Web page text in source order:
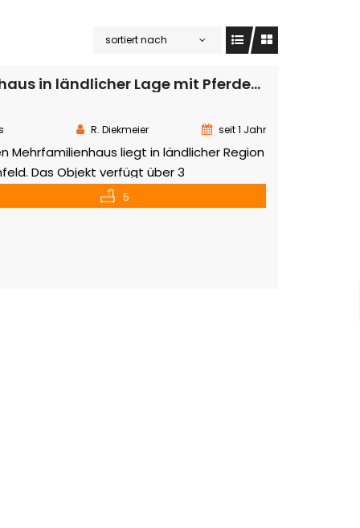
sortiert nach
Mehrfamilienhaus in ländlicher Lage mit Pferdewiese
R. Diekmeier seit 1 Jahr
Mehrfamilienhaus liegt in ländlicher Region
Das Objekt verfügt über 3
derzeit alle vermietet sind. Diese
jeweils einen eigenen Eingang. Auf dem
5